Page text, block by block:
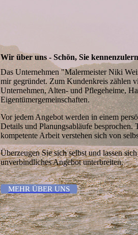
Wir über uns - Schön, Sie
Das Unternehmen "Malermeister Niki
mir gegründet. Zum Kundenkreis zählen
Unternehmen, Alten- und Pflegeheime,
Eigentümergemeinschaften.
Vor jedem Angebot werden in einem
Details und Planungsabläufe besprochen.
kompetente Arbeit verstehen sich von
Überzeugen Sie sich selbst und lassen
unverbindliches Angebot unterbreiten.
MEHR ÜBER UNS